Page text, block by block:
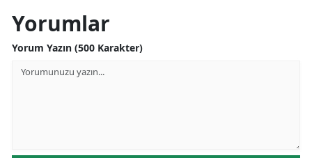
Yorumlar
Yorum Yazın (500 Karakter)